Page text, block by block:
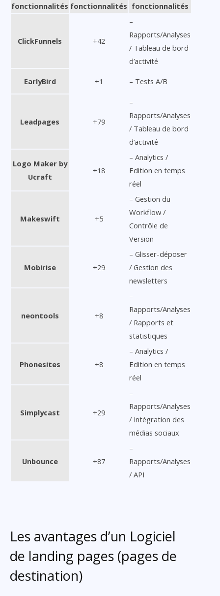
fonctionnalités fonctionnalités fonctionnalités
ClickFunnels +42
–
Rapports/Analyses
/ Tableau de bord
d’activité
EarlyBird +1 – Tests A/B
Leadpages +79
–
Rapports/Analyses
/ Tableau de bord
d’activité
Logo Maker by
Ucraft
+18
– Analytics /
Edition en temps
réel
Makeswift +5
– Gestion du
Workflow /
Contrôle de
Version
Mobirise +29
– Glisser-déposer
/ Gestion des
newsletters
neontools +8
–
Rapports/Analyses
/ Rapports et
statistiques
Phonesites +8
– Analytics /
Edition en temps
réel
Simplycast +29
–
Rapports/Analyses
/ Intégration des
médias sociaux
Unbounce +87
–
Rapports/Analyses
/ API
Les avantages d’un Logiciel
de landing pages (pages de
destination)